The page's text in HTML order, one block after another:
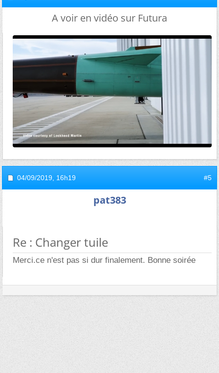
A voir en vidéo sur Futura
04/09/2019, 16h19 #5
pat383
Re : Changer tuile
Merci.ce n'est pas si dur finalement. Bonne soirée